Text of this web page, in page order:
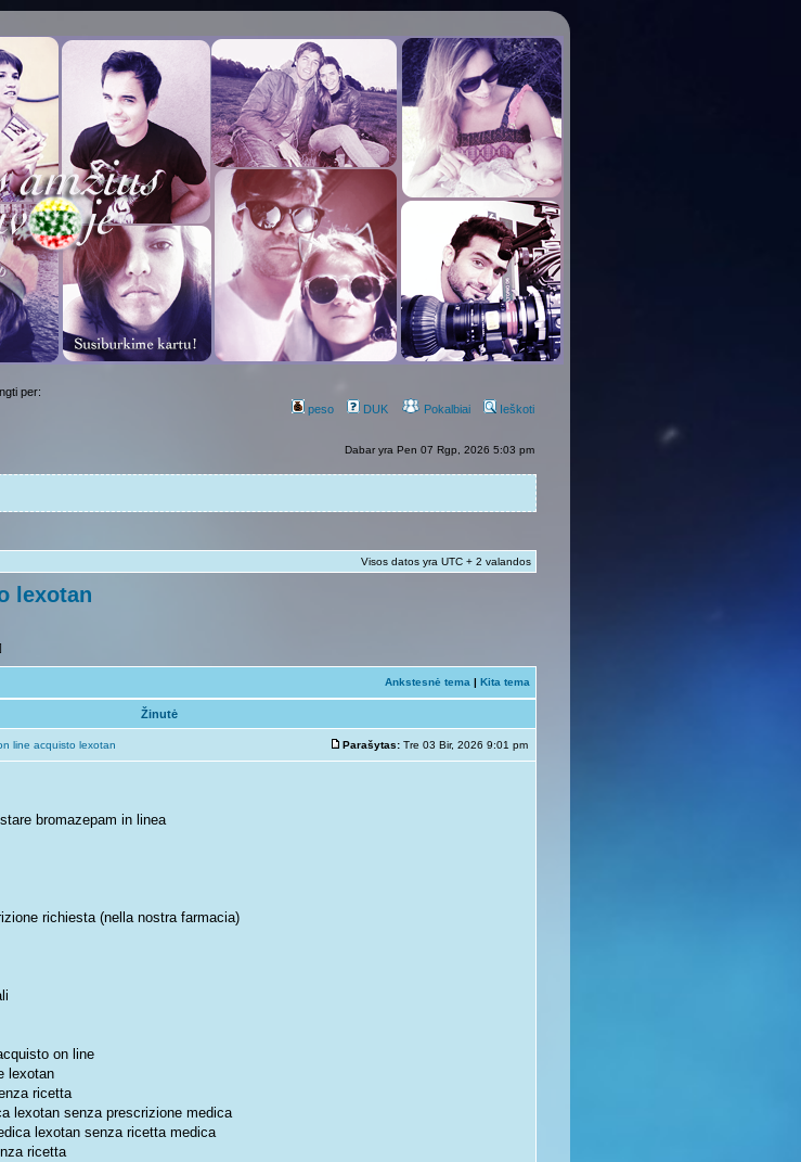
per:
peso
DUK Pokalbiai Ieškoti
Dabar yra Pen 07 Rgp, 2026 5:03 pm
Visos datos yra UTC + 2 valandos
lexotan
Ankstesnė tema | Kita tema
Žinutė
line acquisto lexotan Parašytas: Tre 03 Bir, 2026 9:01 pm
bromazepam in linea
richiesta (nella nostra farmacia)
on line
lexotan
ricetta
lexotan senza prescrizione medica
lexotan senza ricetta medica
ricetta